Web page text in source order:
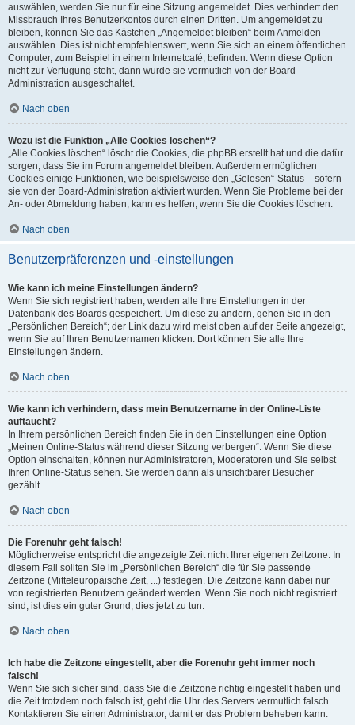
auswählen, werden Sie nur für eine Sitzung angemeldet. Dies verhindert den
Missbrauch Ihres Benutzerkontos durch einen Dritten. Um angemeldet zu
bleiben, können Sie das Kästchen „Angemeldet bleiben“ beim Anmelden
auswählen. Dies ist nicht empfehlenswert, wenn Sie sich an einem öffentlichen
Computer, zum Beispiel in einem Internetcafé, befinden. Wenn diese Option
nicht zur Verfügung steht, dann wurde sie vermutlich von der Board-
Administration ausgeschaltet.
Nach oben
Wozu ist die Funktion „Alle Cookies löschen“?
„Alle Cookies löschen“ löscht die Cookies, die phpBB erstellt hat und die dafür
sorgen, dass Sie im Forum angemeldet bleiben. Außerdem ermöglichen
Cookies einige Funktionen, wie beispielsweise den „Gelesen“-Status – sofern
sie von der Board-Administration aktiviert wurden. Wenn Sie Probleme bei der
An- oder Abmeldung haben, kann es helfen, wenn Sie die Cookies löschen.
Nach oben
Benutzerpräferenzen und -einstellungen
Wie kann ich meine Einstellungen ändern?
Wenn Sie sich registriert haben, werden alle Ihre Einstellungen in der
Datenbank des Boards gespeichert. Um diese zu ändern, gehen Sie in den
„Persönlichen Bereich“; der Link dazu wird meist oben auf der Seite angezeigt,
wenn Sie auf Ihren Benutzernamen klicken. Dort können Sie alle Ihre
Einstellungen ändern.
Nach oben
Wie kann ich verhindern, dass mein Benutzername in der Online-Liste
auftaucht?
In Ihrem persönlichen Bereich finden Sie in den Einstellungen eine Option
„Meinen Online-Status während dieser Sitzung verbergen“. Wenn Sie diese
Option einschalten, können nur Administratoren, Moderatoren und Sie selbst
Ihren Online-Status sehen. Sie werden dann als unsichtbarer Besucher
gezählt.
Nach oben
Die Forenuhr geht falsch!
Möglicherweise entspricht die angezeigte Zeit nicht Ihrer eigenen Zeitzone. In
diesem Fall sollten Sie im „Persönlichen Bereich“ die für Sie passende
Zeitzone (Mitteleuropäische Zeit, ...) festlegen. Die Zeitzone kann dabei nur
von registrierten Benutzern geändert werden. Wenn Sie noch nicht registriert
sind, ist dies ein guter Grund, dies jetzt zu tun.
Nach oben
Ich habe die Zeitzone eingestellt, aber die Forenuhr geht immer noch
falsch!
Wenn Sie sich sicher sind, dass Sie die Zeitzone richtig eingestellt haben und
die Zeit trotzdem noch falsch ist, geht die Uhr des Servers vermutlich falsch.
Kontaktieren Sie einen Administrator, damit er das Problem beheben kann.